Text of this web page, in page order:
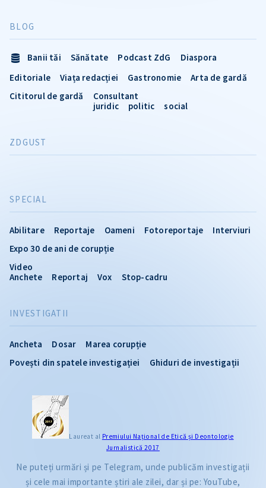
INVESTIGATII
Ancheta Dosar
Marea corupție
Povești din spatele investigației
Ghiduri de investigații
SPECIAL
Abilitare Reportaje Oameni Fotoreportaje
Interviuri
Expo 30 de ani de corupție
Video
Anchete
Reportaj Vox Stop-cadru
BLOG
Banii tăi Sănătate Podcast ZdG
Diaspora
Editoriale
Viața redacției Gastronomie
Arta de gardă
Cititorul de gardă
Consultant
juridic
politic social
ZDGUST
Laureat al Premiului Naţional de Etică și Deontologie
Jurnalistică 2017
Ne puteți urmări și pe Telegram, unde publicăm investigații
și cele mai importante știri ale zilei, dar și pe: YouTube,